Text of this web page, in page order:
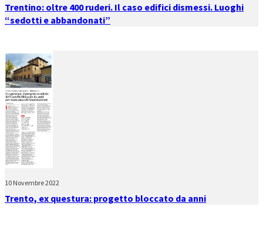
Trentino: oltre 400 ruderi. Il caso edifici dismessi. Luoghi
“sedotti e abbandonati”
10 Novembre 2022
Trento, ex questura: progetto bloccato da anni